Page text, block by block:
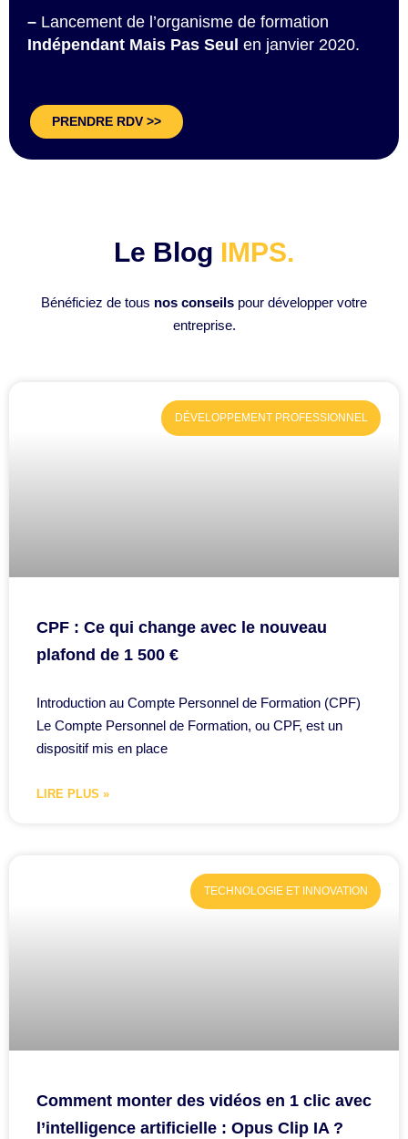
– Lancement de l’organisme de formation
Indépendant Mais Pas Seul en janvier 2020.
PRENDRE RDV >>
Le Blog IMPS.
Bénéficiez de tous nos conseils pour développer votre
entreprise.
DÉVELOPPEMENT PROFESSIONNEL
CPF : Ce qui change avec le nouveau
plafond de 1 500 €
Introduction au Compte Personnel de Formation (CPF)
Le Compte Personnel de Formation, ou CPF, est un
dispositif mis en place
LIRE PLUS »
TECHNOLOGIE ET INNOVATION
Comment monter des vidéos en 1 clic avec
l’intelligence artificielle : Opus Clip IA ?